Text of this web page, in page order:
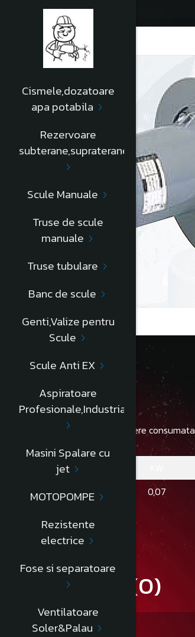
Cismele,dozatoare
apa potabila
Rezervoare
subterane,supraterane
Scule Manuale
Truse de scule
manuale
Truse tubulare
Banc de scule
Genti,Valize pentru
Scule
Scule Anti EX
Aspiratoare
Profesionale,Industriale
Masini Spalare cu
jet
MOTOPOMPE
Rezistente
electrice
Fose si separatoare
Ventilatoare
Soler&Palau
Descriere
Turatie Putere consumata
RPM
1400
0,07
Informatii conformitate produs
Review-uri (0)